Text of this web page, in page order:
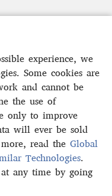
experience, we
Some cookies are
and cannot be
the use of
only to improve
will ever be sold
read the Global
Technologies
at any time by going
Society of Pennsylvania.